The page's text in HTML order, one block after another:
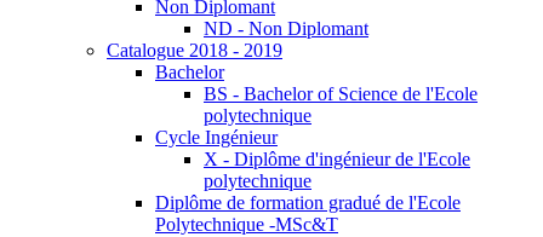
Non Diplomant
ND - Non Diplomant
Catalogue 2018 - 2019
Bachelor
BS - Bachelor of Science de l'Ecole
polytechnique
Cycle Ingénieur
X - Diplôme d'ingénieur de l'Ecole
polytechnique
Diplôme de formation gradué de l'Ecole
Polytechnique -MSc&T